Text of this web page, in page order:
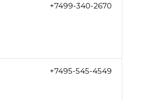
+7499-340-2670
+7495-545-4549